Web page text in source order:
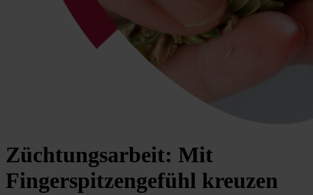
Züchtungsarbeit: Mit
Fingerspitzengefühl kreuzen